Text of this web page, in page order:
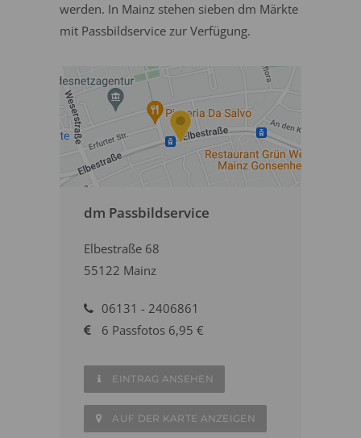
werden. In Mainz stehen sieben dm Märkte
mit Passbildservice zur Verfügung.
dm Passbildservice
Elbestraße 68
55122 Mainz
06131 - 2406861
6 Passfotos 6,95 €
EINTRAG ANSEHEN
AUF DER KARTE ANZEIGEN